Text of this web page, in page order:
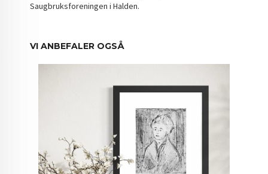
Saugbruksforeningen i Halden.
VI ANBEFALER OGSÅ